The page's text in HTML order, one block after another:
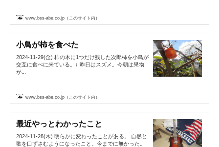
www.bss-abe.co.jp（このサイト内）
小鳥が柿を食べた
2024-11-29(金) 柿の木に1つだけ残した次郎柿を小鳥が
交互に食べに来ている。↓ 昨日はスズメ。今朝は果物
が...
www.bss-abe.co.jp（このサイト内）
最近やっとわかったこと
2024-11-28(木) 明らかに変わったことがある。 自然と
歌を口ずさむようになったこと。今までに無かった。